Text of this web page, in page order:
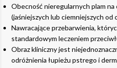
Obecność nieregularnych plam na
(jaśniejszych lub ciemniejszych od
Nawracające przebarwienia,
standardowym leczeniem
Obraz kliniczny jest
odróżnienia łupieżu pstrego i